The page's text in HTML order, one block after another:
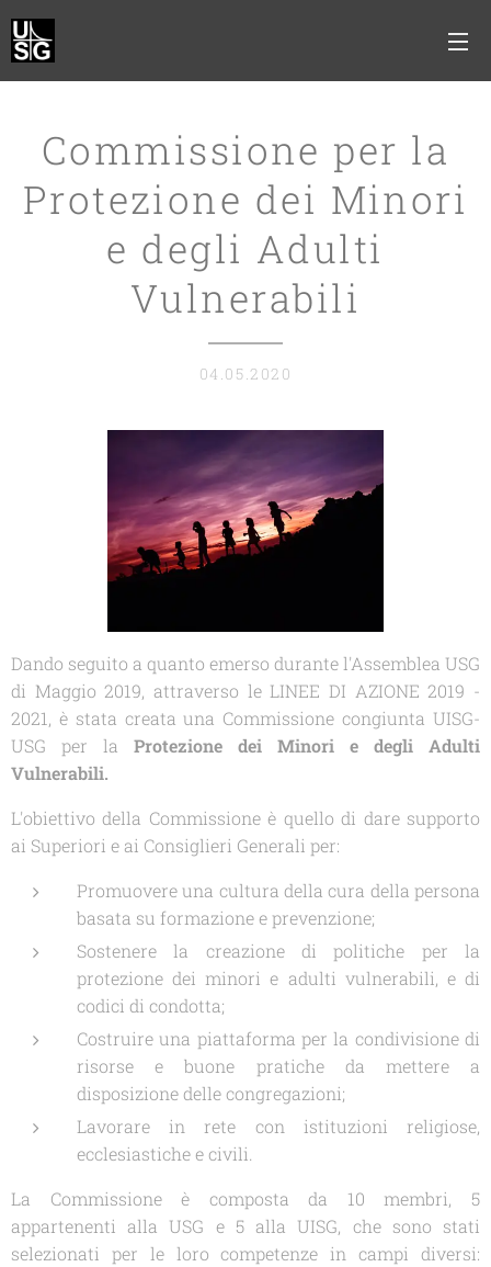
Commissione per la
Protezione dei Minori
e degli Adulti
Vulnerabili
04.05.2020
Dando seguito a quanto emerso durante l'Assemblea USG
di Maggio 2019, attraverso le LINEE DI AZIONE 2019 -
2021, è stata creata una Commissione congiunta UISG-
USG per la Protezione dei Minori e degli Adulti
Vulnerabili.
L'obiettivo della Commissione è quello di dare supporto
ai Superiori e ai Consiglieri Generali per:
Promuovere una cultura della cura della persona
basata su formazione e prevenzione;
Sostenere la creazione di politiche per la
protezione dei minori e adulti vulnerabili, e di
codici di condotta;
Costruire una piattaforma per la condivisione di
risorse e buone pratiche da mettere a
disposizione delle congregazioni;
Lavorare in rete con istituzioni religiose,
ecclesiastiche e civili.
La Commissione è composta da 10 membri, 5
appartenenti alla USG e 5 alla UISG, che sono stati
selezionati per le loro competenze in campi diversi: